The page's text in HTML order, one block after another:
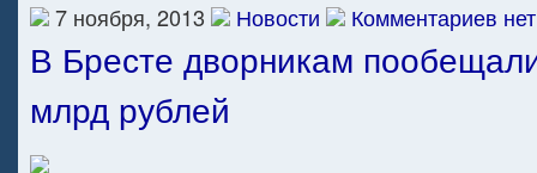
7 ноября, 2013 Новости Комментариев
В Бресте дворникам
млрд рублей